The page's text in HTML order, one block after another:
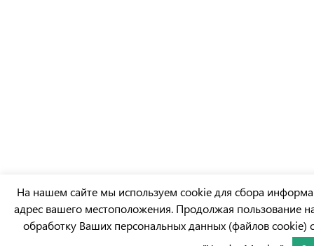
На нашем сайте мы используем cookie для сбора
адрес вашего местоположения. Продолжая пользование
обработку Ваших персональных данных (файлов cookie)